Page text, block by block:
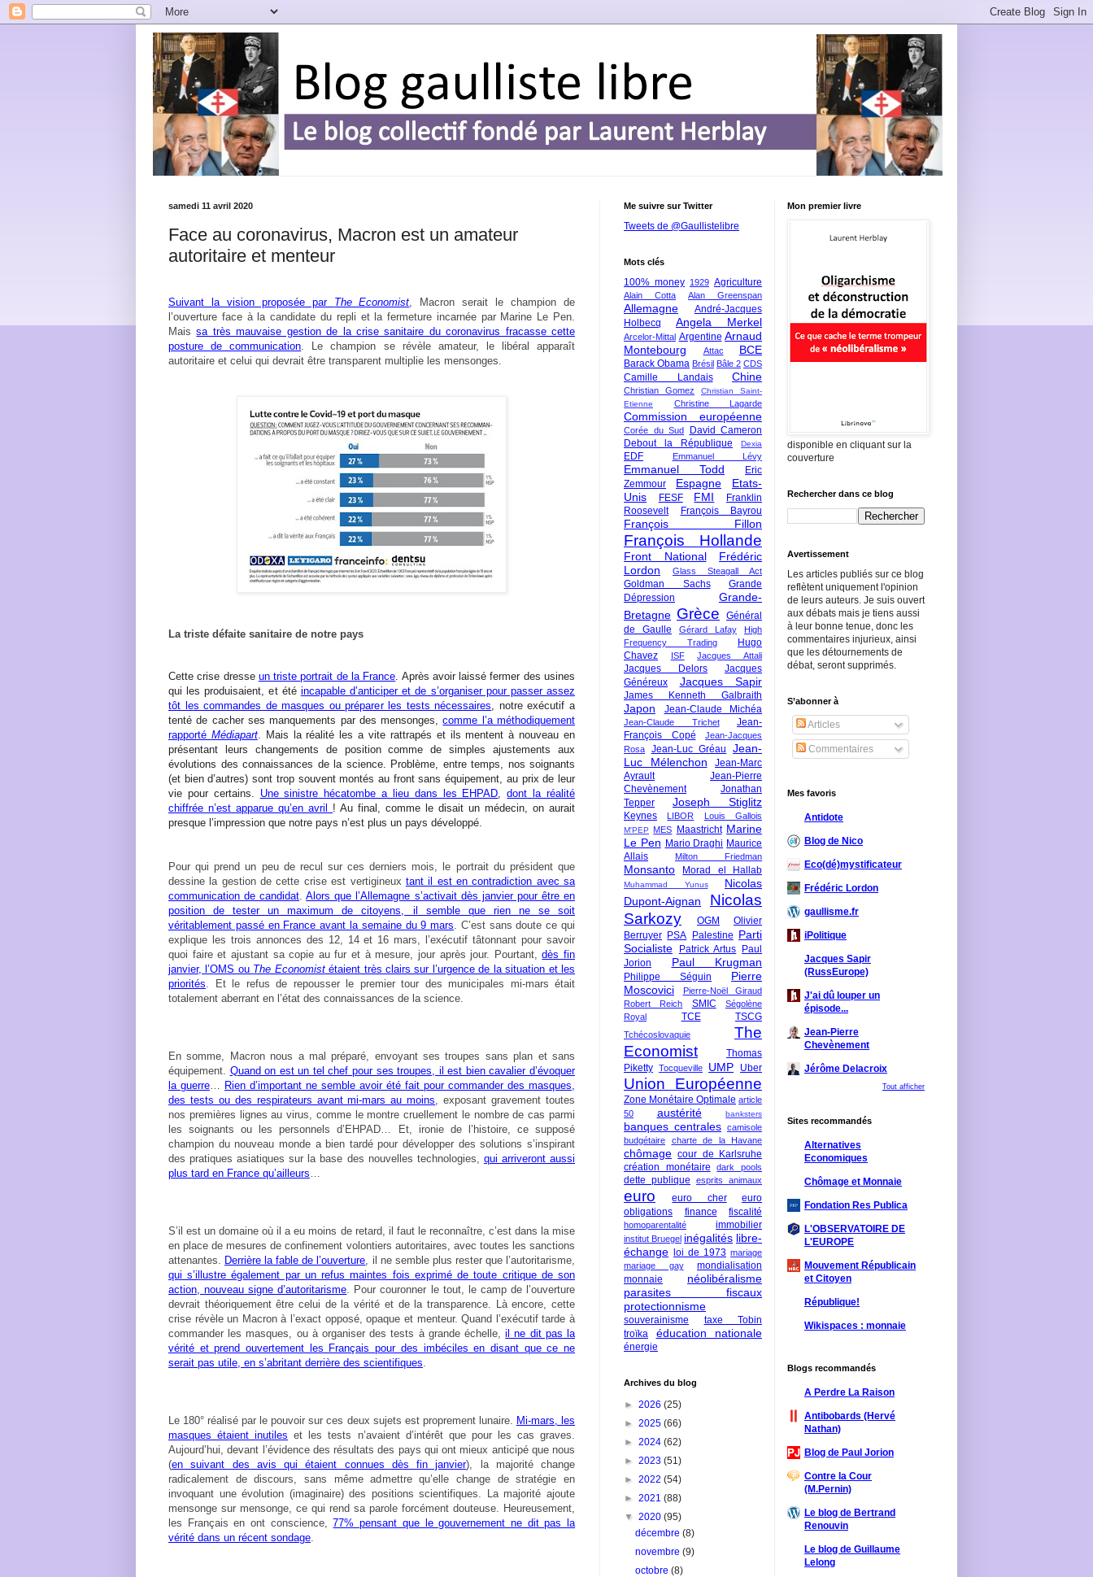
samedi 11 avril 2020
Face au coronavirus, Macron est un amateur
autoritaire et menteur
Suivant la vision proposée par The Economist , Macron serait le champion de
l’ouverture face à la candidate du repli et la fermeture incarnée par Marine Le Pen.
Maissa très mauvaise gestion de la crise sanitaire du coronavirus fracasse cette
posture de communication . Le champion se révèle amateur, le libéral apparaît
autoritaire et celui qui devrait être transparent multiplie les mensonges.
La triste défaite sanitaire de notre pays
Cette crise dresse un triste portrait de la France . Après avoir laissé fermer des usines
qui les produisaient, et été incapable d’anticiper et de s’organiser pour passer assez
tôt les commandes de masques ou préparer les tests nécessaires , notre exécutif a
tenté de cacher ses manquements par des mensonges,comme l’a méthodiquement
rapporté Médiapart. Mais la réalité les a vite rattrapés et ils mentent à nouveau en
présentant leurs changements de position comme de simples ajustements aux
évolutions des connaissances de la science. Problème, entre temps, nos soignants
(et bien d’autres) sont trop souvent montés au front sans équipement, au prix de leur
vie pour certains. Une sinistre hécatombe a lieu dans les EHPAD ,dont la réalité
chiffrée n’est apparue qu’en avril ! Au final, comme le disait un médecin, on aurait
presque l’impression que notre pays n’est plus un pays développé.
Pour qui prend un peu de recul sur ces derniers mois, le portrait du président que
dessine la gestion de cette crise est vertigineux tant il est en contradiction avec sa
communication de candidat .Alors que l’Allemagne s’activait dès janvier pour être en
position de tester un maximum de citoyens, il semble que rien ne se soit
véritablement passé en France avant la semaine du 9 mars . C’est sans doute ce qui
explique les trois annonces des 12, 14 et 16 mars, l’exécutif tâtonnant pour savoir
quoi faire et ajustant sa copie au fur et à mesure, jour après jour. Pourtant,dès fin
janvier, l’OMS ou The Economistétaient très clairs sur l’urgence de la situation et les
priorités . Et le refus de repousser le premier tour des municipales mi-mars était
totalement aberrant en l’état des connaissances de la science.
En somme, Macron nous a mal préparé, envoyant ses troupes sans plan et sans
équipement. Quand on est un tel chef pour ses troupes, il est bien cavalier d’évoquer
la guerre
Rien d’important ne semble avoir été fait pour commander des masques,
des tests ou des respirateurs avant mi-mars au moins , exposant gravement toutes
nos premières lignes au virus, comme le montre cruellement le nombre de cas parmi
les soignants ou les personnels d’EHPAD… Et, ironie de l’histoire, ce supposé
champion du nouveau monde a bien tardé pour développer des solutions s’inspirant
des pratiques asiatiques sur la base des nouvelles technologies, qui arriveront aussi
plus tard en France qu’ailleurs
S’il est un domaine où il a eu moins de retard, il faut le reconnaître, c’est dans la mise
en place de mesures de confinement volontiers autoritaires, avec toutes les sanctions
attenantes. Derrière la fable de l’ouverture , il ne semble plus rester que l’autoritarisme,
qui s’illustre également par un refus maintes fois exprimé de toute critique de son
action, nouveau signe d’autoritarisme . Pour couronner le tout, le camp de l’ouverture
devrait théoriquement être celui de la vérité et de la transparence. Là encore, cette
crise révèle un Macron à l’exact opposé, opaque et menteur. Quand l’exécutif tarde à
commander les masques, ou à organiser des tests à grande échelle,il ne dit pas la
vérité et prend ouvertement les Français pour des imbéciles en disant que ce ne
serait pas utile, en s’abritant derrière des scientifiques
Le 180° réalisé par le pouvoir sur ces deux sujets est proprement lunaire. Mi-mars, les
masques étaient inutiles et les tests n’avaient d’intérêt que pour les cas graves.
Aujourd’hui, devant l’évidence des résultats des pays qui ont mieux anticipé que nous
(en suivant des avis qui étaient connues dès fin janvier), la majorité change
radicalement de discours, sans même admettre qu’elle change de stratégie en
invoquant une évolution (imaginaire) des positions scientifiques. La majorité ajoute
mensonge sur mensonge, ce qui rend sa parole forcément douteuse. Heureusement,
les Français en ont conscience,77% pensant que le gouvernement ne dit pas la
vérité dans un récent sondage
Me suivre sur Twitter
Tweets de @Gaullistelibre
Mots clés
100% money 1929 Agriculture
Alain Cotta Alan Greenspan
Allemagne
André-Jacques
Holbecq
Angela Merkel
Arcelor-Mittal Argentine Arnaud
Montebourg
Attac BCE
Barack Obama Brésil Bâle 2 CDS
Camille Landais Chine
Christian Gomez
Christian Saint-
Etienne
Christine Lagarde
Commission européenne
Corée du Sud
David Cameron
Debout la République
Dexia
EDF Emmanuel Lévy
Emmanuel Todd
Eric
Zemmour
Espagne
Etats-
Unis
FESF FMI
Franklin
Roosevelt
François Bayrou
François Fillon
François Hollande
Front National
Frédéric
Lordon
Glass Steagall Act
Goldman Sachs
Grande
Dépression
Grande-
Bretagne Grèce
Général
de Gaulle
Gérard Lafay
High
Frequency Trading
Hugo
Chavez
ISF Jacques Attali
Jacques Delors
Jacques
Généreux
Jacques Sapir
James Kenneth Galbraith
Japon Jean-Claude Michéa
Jean-Claude Trichet
Jean-
François Copé
Jean-Jacques
Rosa
Jean-Luc Gréau
Jean-
Luc Mélenchon
Jean-Marc
Ayrault
Jean-Pierre
Chevènement
Jonathan
Tepper
Joseph Stiglitz
Keynes LIBOR Louis Gallois
M'PEP MES Maastricht Marine
Le Pen Mario Draghi Maurice
Allais
Milton Friedman
Monsanto Morad el Hallab
Muhammad Yunus
Nicolas
Dupont-Aignan
Nicolas
Sarkozy
OGM
Olivier
Berruyer PSA Palestine Parti
Socialiste
Patrick Artus
Paul
Jorion
Paul Krugman
Philippe Séguin
Pierre
Moscovici
Pierre-Noël Giraud
Robert Reich
SMIC
Ségolène
Royal
TCE TSCG
Tchécoslovaquie
The
Economist
Thomas
Piketty Tocqueville UMP Uber
Union Européenne
Zone Monétaire Optimale article
50
austérité banksters
banques centrales camisole
budgétaire
charte de la Havane
chômage cour de Karlsruhe
création monétaire
dark pools
dette publique esprits animaux
euro euro cher
euro
obligations
finance fiscalité
homoparentalité immobilier
institut Bruegel inégalités libre-
échange
loi de 1973 mariage
mariage gay
mondialisation
monnaie
néolibéralisme
parasites fiscaux
protectionnisme
souverainisme
taxe Tobin
troïka
éducation nationale
énergie
Archives du blog
► 2026 (25)
► 2025 (66)
► 2024 (62)
► 2023 (51)
► 2022 (54)
► 2021 (88)
▼ 2020 (95)
décembre(8)
novembre(9)
octobre(8)
Mon premier livre
disponible en cliquant sur la
couverture
Rechercher dans ce blog
Avertissement
Les articles publiés sur ce blog
reflètent uniquement l'opinion
de leurs auteurs. Je suis ouvert
aux débats mais je tiens aussi
à leur bonne tenue, donc les
commentaires injurieux, ainsi
que les détournements de
débat, seront supprimés.
S’abonner à
Articles
Commentaires
Mes favoris
Antidote
Blog de Nico
Eco(dé)mystificateur
Frédéric Lordon
gaullisme.fr
iPolitique
Jacques Sapir
(RussEurope)
J'ai dû louper un
épisode...
Jean-Pierre
Chevènement
Jérôme Delacroix
Tout afficher
Sites recommandés
Alternatives
Economiques
Chômage et Monnaie
Fondation Res Publica
L'OBSERVATOIRE DE
L'EUROPE
Mouvement Républicain
et Citoyen
République!
Wikispaces : monnaie
Blogs recommandés
A Perdre La Raison
Antibobards (Hervé
Nathan)
Blog de Paul Jorion
Contre la Cour
(M.Pernin)
Le blog de Bertrand
Renouvin
Le blog de Guillaume
Lelong